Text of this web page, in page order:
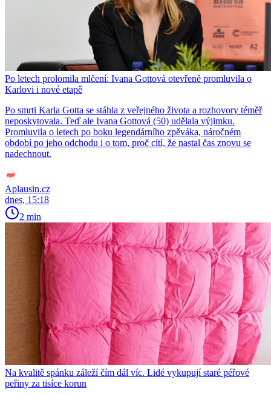
Po letech prolomila mlčení: Ivana Gottová otevřeně promluvila o
Karlovi i nové etapě
Po smrti Karla Gotta se stáhla z veřejného života a rozhovory téměř
neposkytovala. Teď ale Ivana Gottová (50) udělala výjimku.
Promluvila o letech po boku legendárního zpěváka, náročném
období po jeho odchodu i o tom, proč cítí, že nastal čas znovu se
nadechnout.
Aplausin.cz
dnes, 15:18
2 min
Na kvalitě spánku záleží čím dál víc. Lidé vykupují staré péřové
peřiny za tisíce korun